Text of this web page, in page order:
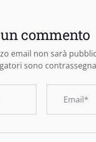
commento
email non sarà
sono